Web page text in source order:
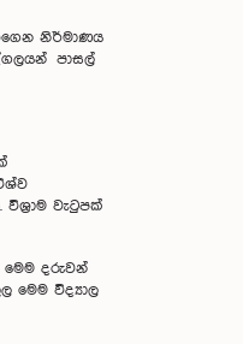
නිර්මාණය
පාසල්
වැටුපක්
මෙම දරුවන්
මෙම විද්‍යාල